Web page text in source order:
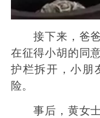
接下来，爸爸
在征得小胡的同
护栏拆开，小朋
险。
事后，黄女士